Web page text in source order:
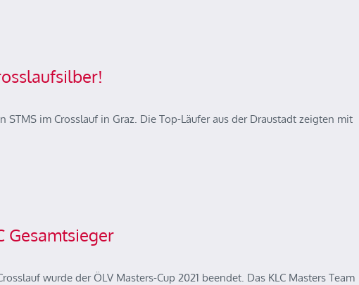
STMS im Crosslauf in Graz. Die Top-Läufer aus der Draustadt zeigten mit
Gesamtsieger
wurde der ÖLV Masters-Cup 2021 beendet. Das KLC Masters Team